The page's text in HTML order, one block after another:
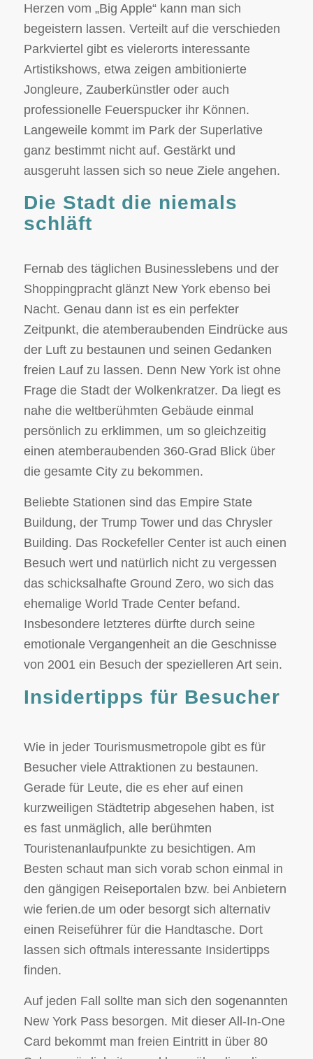
Herzen vom „Big Apple“ kann man sich
begeistern lassen. Verteilt auf die verschieden
Parkviertel gibt es vielerorts interessante
Artistikshows, etwa zeigen ambitionierte
Jongleure, Zauberkünstler oder auch
professionelle Feuerspucker ihr Können.
Langeweile kommt im Park der Superlative
ganz bestimmt nicht auf. Gestärkt und
ausgeruht lassen sich so neue Ziele angehen.
Die Stadt die niemals
schläft
Fernab des täglichen Businesslebens und der
Shoppingpracht glänzt New York ebenso bei
Nacht. Genau dann ist es ein perfekter
Zeitpunkt, die atemberaubenden Eindrücke aus
der Luft zu bestaunen und seinen Gedanken
freien Lauf zu lassen. Denn New York ist ohne
Frage die Stadt der Wolkenkratzer. Da liegt es
nahe die weltberühmten Gebäude einmal
persönlich zu erklimmen, um so gleichzeitig
einen atemberaubenden 360-Grad Blick über
die gesamte City zu bekommen.
Beliebte Stationen sind das Empire State
Buildung, der Trump Tower und das Chrysler
Building. Das Rockefeller Center ist auch einen
Besuch wert und natürlich nicht zu vergessen
das schicksalhafte Ground Zero, wo sich das
ehemalige World Trade Center befand.
Insbesondere letzteres dürfte durch seine
emotionale Vergangenheit an die Geschnisse
von 2001 ein Besuch der spezielleren Art sein.
Insidertipps für Besucher
Wie in jeder Tourismusmetropole gibt es für
Besucher viele Attraktionen zu bestaunen.
Gerade für Leute, die es eher auf einen
kurzweiligen Städtetrip abgesehen haben, ist
es fast unmäglich, alle berühmten
Touristenanlaufpunkte zu besichtigen. Am
Besten schaut man sich vorab schon einmal in
den gängigen Reiseportalen bzw. bei Anbietern
wie ferien.de um oder besorgt sich alternativ
einen Reiseführer für die Handtasche. Dort
lassen sich oftmals interessante Insidertipps
finden.
Auf jeden Fall sollte man sich den sogenannten
New York Pass besorgen. Mit dieser All-In-One
Card bekommt man freien Eintritt in über 80